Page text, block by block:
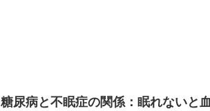
糖尿病と不眠症の関係：眠れないと